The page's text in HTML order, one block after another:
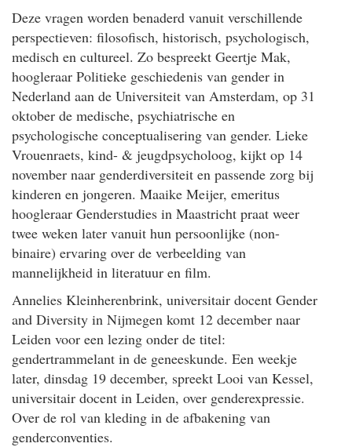
Deze vragen worden benaderd vanuit verschillende
perspectieven: filosofisch, historisch, psychologisch,
medisch en cultureel. Zo bespreekt Geertje Mak,
hoogleraar Politieke geschiedenis van gender in
Nederland aan de Universiteit van Amsterdam, op 31
oktober de medische, psychiatrische en
psychologische conceptualisering van gender. Lieke
Vrouenraets, kind- & jeugdpsycholoog, kijkt op 14
november naar genderdiversiteit en passende zorg bij
kinderen en jongeren. Maaike Meijer, emeritus
hoogleraar Genderstudies in Maastricht praat weer
twee weken later vanuit hun persoonlijke (non-
binaire) ervaring over de verbeelding van
mannelijkheid in literatuur en film.
Annelies Kleinherenbrink, universitair docent Gender
and Diversity in Nijmegen komt 12 december naar
Leiden voor een lezing onder de titel:
gendertrammelant in de geneeskunde. Een weekje
later, dinsdag 19 december, spreekt Looi van Kessel,
universitair docent in Leiden, over genderexpressie.
Over de rol van kleding in de afbakening van
genderconventies.